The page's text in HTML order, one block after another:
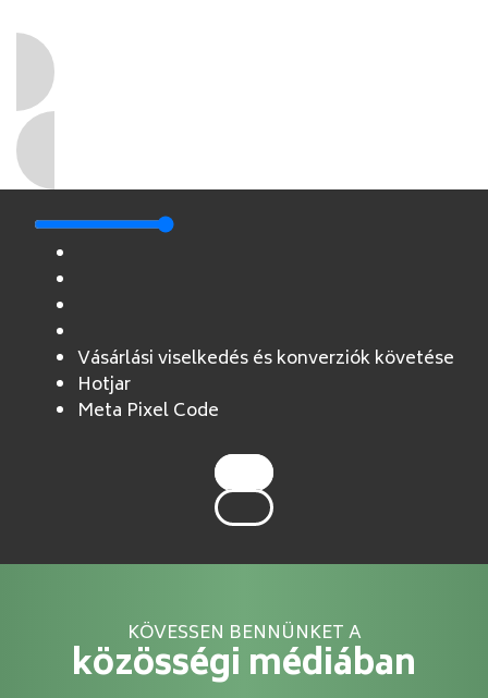
Vásárlási viselkedés és konverziók követése
Hotjar
Meta Pixel Code
KÖVESSEN BENNÜNKET A
közösségi médiában